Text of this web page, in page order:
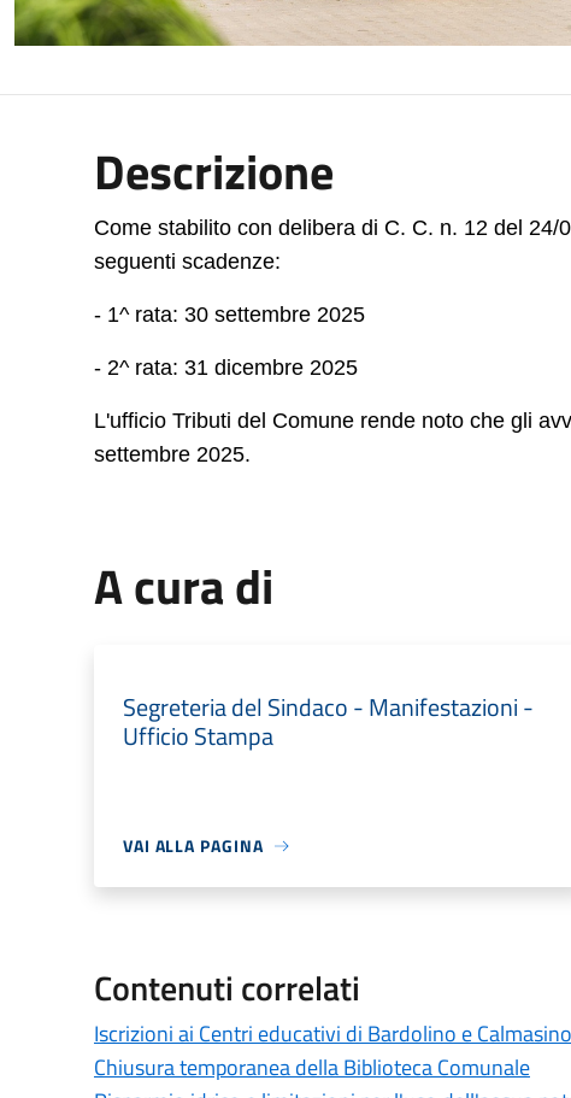
Descrizione
Come stabilito con delibera di C. C. n. 12 del
seguenti scadenze:
- 1^ rata: 30 settembre 2025
- 2^ rata: 31 dicembre 2025
L'ufficio Tributi del Comune rende noto che gli
settembre 2025.
A cura di
Segreteria del Sindaco - Manifestazioni -
Ufficio Stampa
VAI ALLA PAGINA
Contenuti correlati
Iscrizioni ai Centri educativi di Bardolino e Calmasino
Chiusura temporanea della Biblioteca Comunale